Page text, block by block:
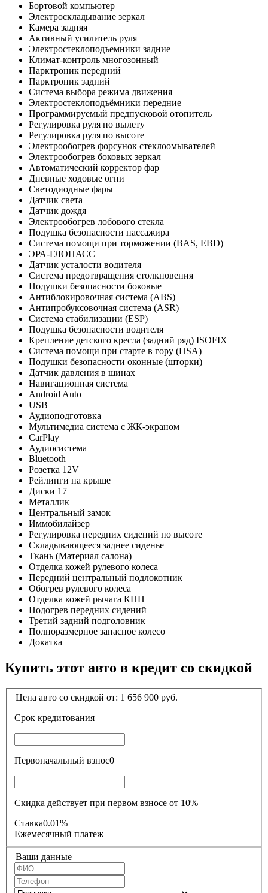
Бортовой компьютер
Электроскладывание зеркал
Камера задняя
Активный усилитель руля
Электростеклоподъемники задние
Климат-контроль многозонный
Парктроник передний
Парктроник задний
Система выбора режима движения
Электростеклоподъёмники передние
Программируемый предпусковой отопитель
Регулировка руля по вылету
Регулировка руля по высоте
Электрообогрев форсунок стеклоомывателей
Электрообогрев боковых зеркал
Автоматический корректор фар
Дневные ходовые огни
Светодиодные фары
Датчик света
Датчик дождя
Электрообогрев лобового стекла
Подушка безопасности пассажира
Система помощи при торможении (BAS, EBD)
ЭРА-ГЛОНАСС
Датчик усталости водителя
Система предотвращения столкновения
Подушки безопасности боковые
Антиблокировочная система (ABS)
Антипробуксовочная система (ASR)
Система стабилизации (ESP)
Подушка безопасности водителя
Крепление детского кресла (задний ряд) ISOFIX
Система помощи при старте в гору (HSA)
Подушки безопасности оконные (шторки)
Датчик давления в шинах
Навигационная система
Android Auto
USB
Аудиоподготовка
Мультимедиа система с ЖК-экраном
CarPlay
Аудиосистема
Bluetooth
Розетка 12V
Рейлинги на крыше
Диски 17
Металлик
Центральный замок
Иммобилайзер
Регулировка передних сидений по высоте
Складывающееся заднее сиденье
Ткань (Материал салона)
Отделка кожей рулевого колеса
Передний центральный подлокотник
Обогрев рулевого колеса
Отделка кожей рычага КПП
Подогрев передних сидений
Третий задний подголовник
Полноразмерное запасное колесо
Докатка
Купить этот авто в кредит со скидкой
Цена авто со скидкой от: 1 656 900 руб.
Срок кредитования
Первоначальный взнос0
Скидка действует при первом взносе от 10%
Ставка0.01%
Ежемесячный платеж
Ваши данные